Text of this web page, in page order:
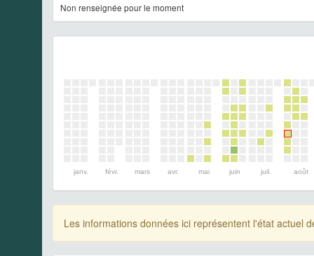
Non renseignée pour le moment
janv. févr. mars avr. mai juin juil. août
Les informations données ici représentent l'état actuel